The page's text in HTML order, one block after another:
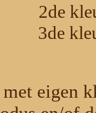
2de
3de
eigen